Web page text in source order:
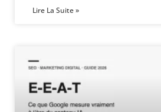
Lire La Suite »